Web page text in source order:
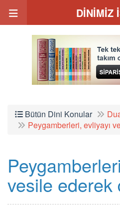
DİNİMİZ
Bütün Dini Konular
Peygamberleri, evliyayı
vesile ederek